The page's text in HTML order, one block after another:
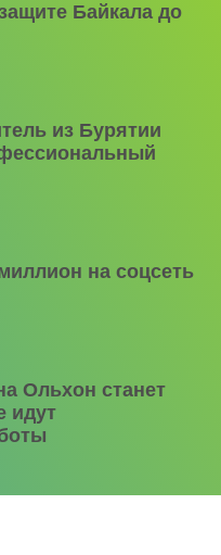
Байкала до
из Бурятии
на соцсеть
Ольхон станет
идут